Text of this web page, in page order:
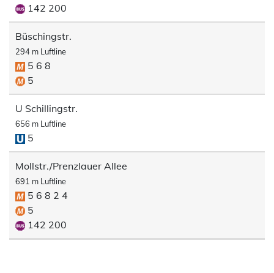
142 200
Büschingstr.
294 m Luftline
5 6 8
5
U Schillingstr.
656 m Luftline
5
Mollstr./Prenzlauer Allee
691 m Luftline
5 6 8 2 4
5
142 200